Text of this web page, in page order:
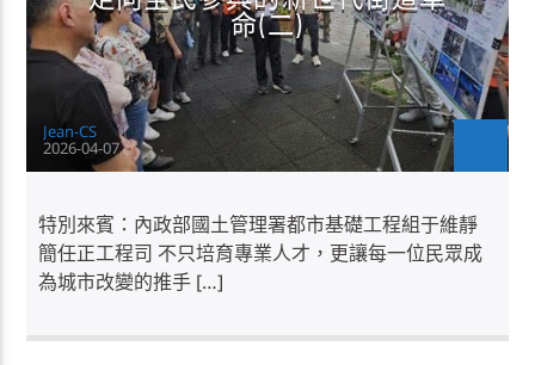
命(二)
Jean-CS
2026-04-07
特別來賓：內政部國土管理署都市基礎工程組于維靜
簡任正工程司 不只培育專業人才，更讓每一位民眾成
為城市改變的推手 […]